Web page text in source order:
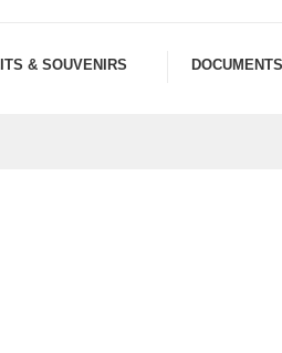
& SOUVE­NIRS DOCU­MENTS